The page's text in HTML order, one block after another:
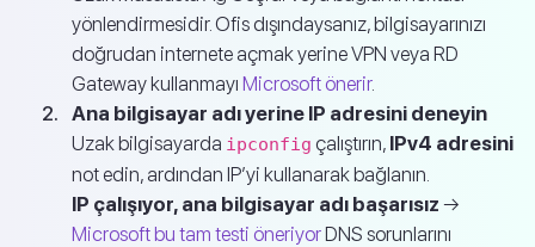
yönlendirmesidir. Ofis dışındaysanız, bilgisayarınızı
doğrudan internete açmak yerine VPN veya RD
Gateway kullanmayı Microsoft önerir.
Ana bilgisayar adı yerine IP adresini deneyin
Uzak bilgisayarda ipconfig çalıştırın, IPv4 adresini
not edin, ardından IP’yi kullanarak bağlanın.
IP çalışıyor, ana bilgisayar adı başarısız →
Microsoft bu tam testi öneriyorDNS sorunlarını